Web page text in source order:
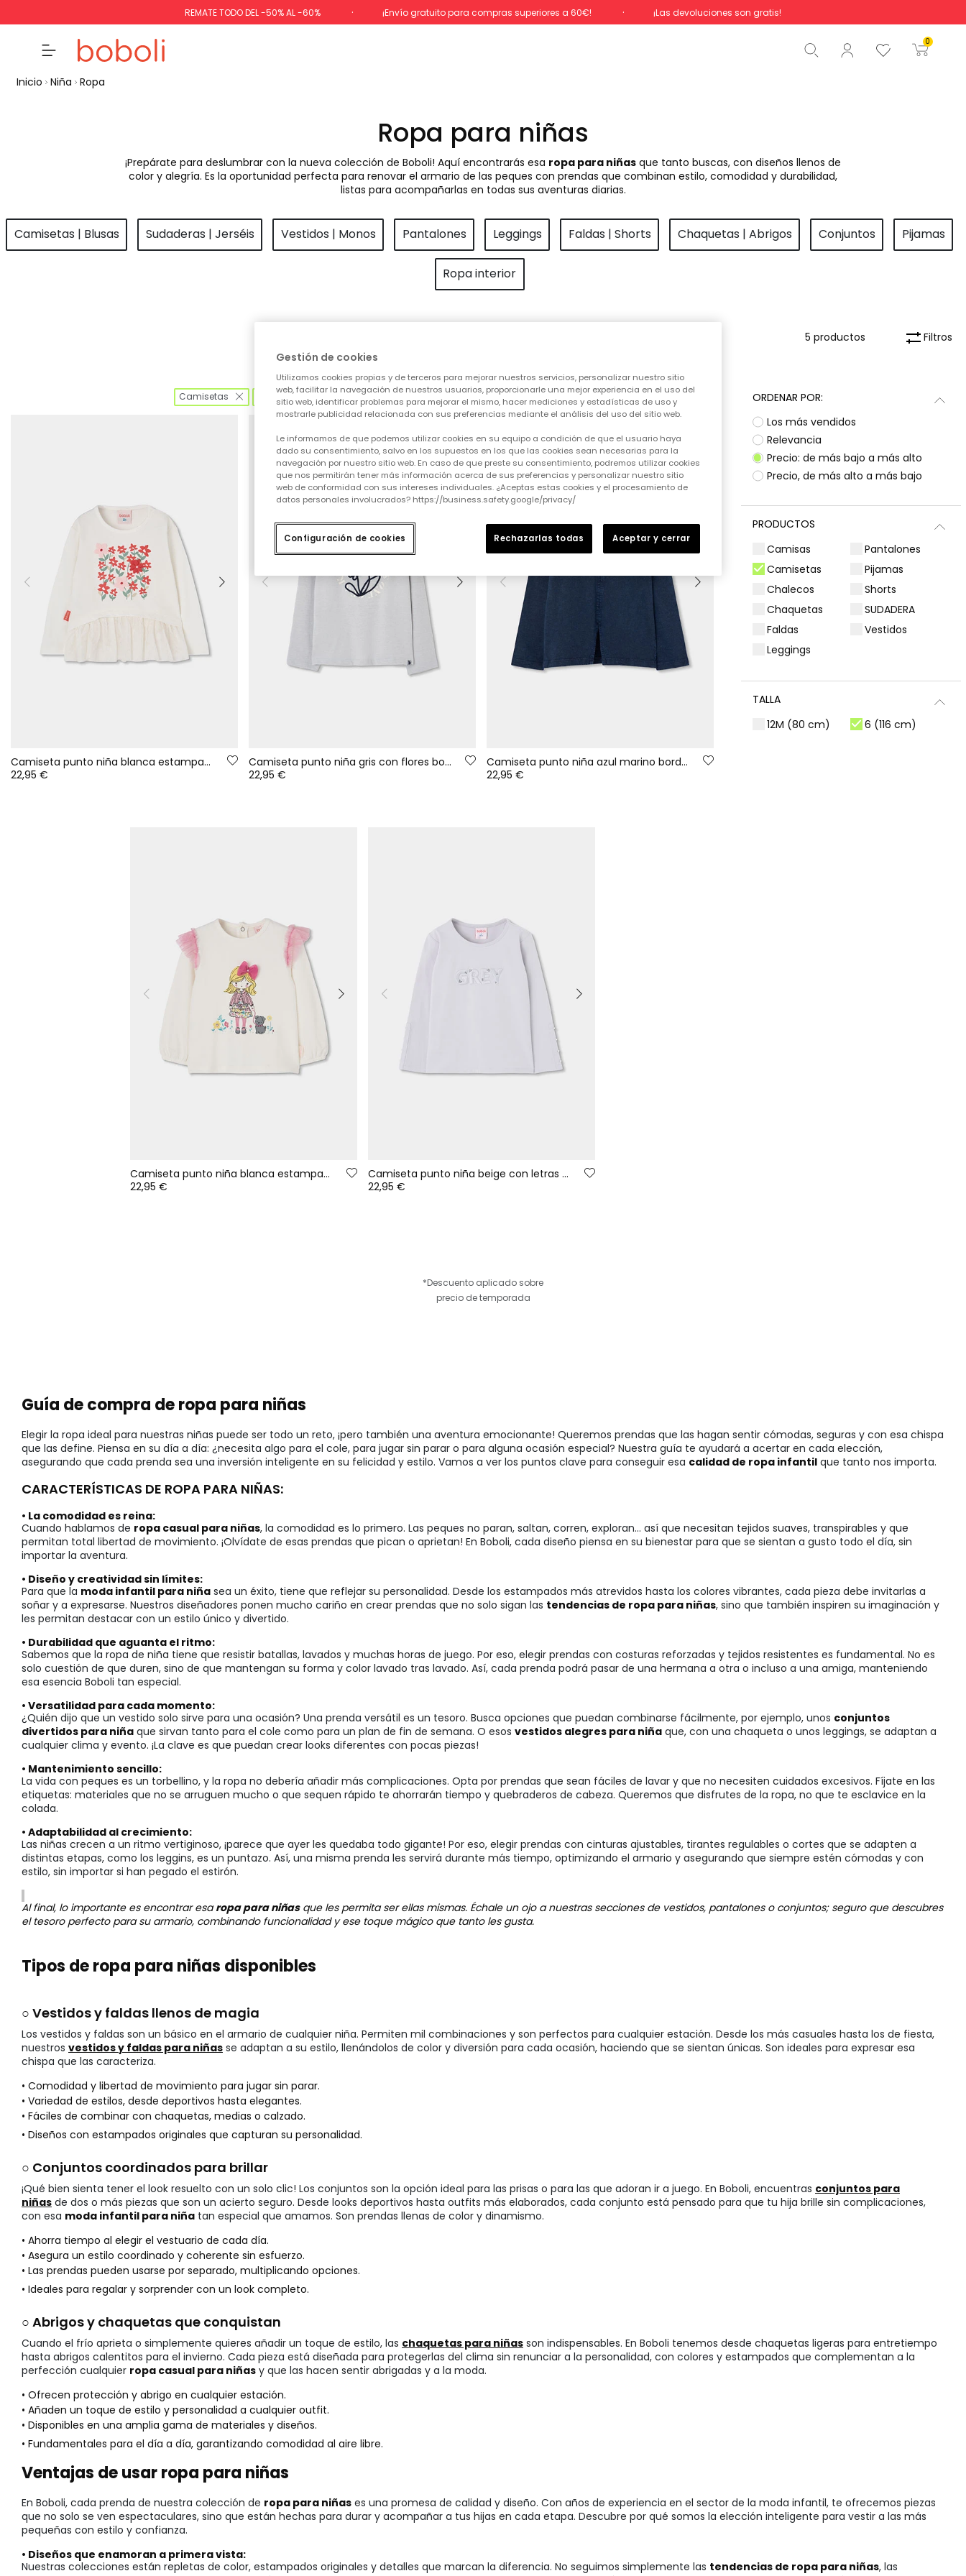
REMATE TODO DEL -50% AL -60% ¡Envío gratuito para compras superiores a 60€! ¡Las devoluciones son gratis!
0
Total 0,00 €
Comenzar pedido
Inicio Niña Ropa
Ropa para niñas
¡Prepárate para deslumbrar con la nueva colección de Boboli! Aquí encontrarás esa ropa para niñas que tanto buscas, con diseños llenos de
color y alegría. Es la oportunidad perfecta para renovar el armario de las peques con prendas que combinan estilo, comodidad y durabilidad,
listas para acompañarlas en todas sus aventuras diarias.
Camisetas | Blusas Sudaderas | Jerséis Vestidos | Monos Pantalones Leggings Faldas | Shorts Chaquetas | Abrigos Conjuntos Pijamas
Ropa interior
Filtros
5 productos
Camisetas 4 (104 cm) 6 (116 cm) Más de 20 € Borrar todo
Camiseta punto niña blanca estampado flores tul
22,95 €
Camiseta punto niña gris con flores bordadas
22,95 €
Camiseta punto niña azul marino bordado flores
22,95 €
Camiseta punto niña blanca estampado muñeca con perro
22,95 €
Camiseta punto niña beige con letras GREY
22,95 €
ORDENAR POR:
Los más vendidos
Relevancia
Precio: de más bajo a más alto
Precio, de más alto a más bajo
PRODUCTOS
Camisas
Camisetas
Chalecos
Chaquetas
Faldas
Leggings
Pantalones
Pijamas
Shorts
SUDADERA
Vestidos
TALLA
12M (80 cm)
6 (116 cm)
*Descuento aplicado sobre
precio de temporada
Guía de compra de ropa para niñas
Elegir la ropa ideal para nuestras niñas puede ser todo un reto, ¡pero también una aventura emocionante! Queremos prendas que las hagan sentir cómodas, seguras y con esa chispa
que las define. Piensa en su día a día: ¿necesita algo para el cole, para jugar sin parar o para alguna ocasión especial? Nuestra guía te ayudará a acertar en cada elección,
asegurando que cada prenda sea una inversión inteligente en su felicidad y estilo. Vamos a ver los puntos clave para conseguir esa calidad de ropa infantil que tanto nos importa.
CARACTERÍSTICAS DE ROPA PARA NIÑAS:
• La comodidad es reina:
Cuando hablamos de ropa casual para niñas, la comodidad es lo primero. Las peques no paran, saltan, corren, exploran... así que necesitan tejidos suaves, transpirables y que
permitan total libertad de movimiento. ¡Olvídate de esas prendas que pican o aprietan! En Boboli, cada diseño piensa en su bienestar para que se sientan a gusto todo el día, sin
importar la aventura.
• Diseño y creatividad sin límites:
Para que la moda infantil para niña sea un éxito, tiene que reflejar su personalidad. Desde los estampados más atrevidos hasta los colores vibrantes, cada pieza debe invitarlas a
soñar y a expresarse. Nuestros diseñadores ponen mucho cariño en crear prendas que no solo sigan las tendencias de ropa para niñas, sino que también inspiren su imaginación y
les permitan destacar con un estilo único y divertido.
• Durabilidad que aguanta el ritmo:
Sabemos que la ropa de niña tiene que resistir batallas, lavados y muchas horas de juego. Por eso, elegir prendas con costuras reforzadas y tejidos resistentes es fundamental. No es
solo cuestión de que duren, sino de que mantengan su forma y color lavado tras lavado. Así, cada prenda podrá pasar de una hermana a otra o incluso a una amiga, manteniendo
esa esencia Boboli tan especial.
• Versatilidad para cada momento:
¿Quién dijo que un vestido solo sirve para una ocasión? Una prenda versátil es un tesoro. Busca opciones que puedan combinarse fácilmente, por ejemplo, unos conjuntos
divertidos para niña que sirvan tanto para el cole como para un plan de fin de semana. O esos vestidos alegres para niña que, con una chaqueta o unos leggings, se adaptan a
cualquier clima y evento. ¡La clave es que puedan crear looks diferentes con pocas piezas!
• Mantenimiento sencillo:
La vida con peques es un torbellino, y la ropa no debería añadir más complicaciones. Opta por prendas que sean fáciles de lavar y que no necesiten cuidados excesivos. Fíjate en las
etiquetas: materiales que no se arruguen mucho o que sequen rápido te ahorrarán tiempo y quebraderos de cabeza. Queremos que disfrutes de la ropa, no que te esclavice en la
colada.
• Adaptabilidad al crecimiento:
Las niñas crecen a un ritmo vertiginoso, ¡parece que ayer les quedaba todo gigante! Por eso, elegir prendas con cinturas ajustables, tirantes regulables o cortes que se adapten a
distintas etapas, como los leggins, es un puntazo. Así, una misma prenda les servirá durante más tiempo, optimizando el armario y asegurando que siempre estén cómodas y con
estilo, sin importar si han pegado el estirón.
Al final, lo importante es encontrar esaropa para niñasque les permita ser ellas mismas. Échale un ojo a nuestras secciones de vestidos, pantalones o conjuntos; seguro que descubres
el tesoro perfecto para su armario, combinando funcionalidad y ese toque mágico que tanto les gusta.
Tipos de ropa para niñas disponibles
○ Vestidos y faldas llenos de magia
Los vestidos y faldas son un básico en el armario de cualquier niña. Permiten mil combinaciones y son perfectos para cualquier estación. Desde los más casuales hasta los de fiesta,
nuestros vestidos y faldas para niñas se adaptan a su estilo, llenándolos de color y diversión para cada ocasión, haciendo que se sientan únicas. Son ideales para expresar esa
chispa que las caracteriza.
• Comodidad y libertad de movimiento para jugar sin parar.
• Variedad de estilos, desde deportivos hasta elegantes.
• Fáciles de combinar con chaquetas, medias o calzado.
• Diseños con estampados originales que capturan su personalidad.
○ Conjuntos coordinados para brillar
¡Qué bien sienta tener el look resuelto con un solo clic! Los conjuntos son la opción ideal para las prisas o para las que adoran ir a juego. En Boboli, encuentras conjuntos para
niñas de dos o más piezas que son un acierto seguro. Desde looks deportivos hasta outfits más elaborados, cada conjunto está pensado para que tu hija brille sin complicaciones,
con esa moda infantil para niña tan especial que amamos. Son prendas llenas de color y dinamismo.
• Ahorra tiempo al elegir el vestuario de cada día.
• Asegura un estilo coordinado y coherente sin esfuerzo.
• Las prendas pueden usarse por separado, multiplicando opciones.
• Ideales para regalar y sorprender con un look completo.
○ Abrigos y chaquetas que conquistan
Cuando el frío aprieta o simplemente quieres añadir un toque de estilo, las chaquetas para niñas son indispensables. En Boboli tenemos desde chaquetas ligeras para entretiempo
hasta abrigos calentitos para el invierno. Cada pieza está diseñada para protegerlas del clima sin renunciar a la personalidad, con colores y estampados que complementan a la
perfección cualquier ropa casual para niñas y que las hacen sentir abrigadas y a la moda.
• Ofrecen protección y abrigo en cualquier estación.
• Añaden un toque de estilo y personalidad a cualquier outfit.
• Disponibles en una amplia gama de materiales y diseños.
• Fundamentales para el día a día, garantizando comodidad al aire libre.
Ventajas de usar ropa para niñas
En Boboli, cada prenda de nuestra colección de ropa para niñas es una promesa de calidad y diseño. Con años de experiencia en el sector de la moda infantil, te ofrecemos piezas
que no solo se ven espectaculares, sino que están hechas para durar y acompañar a tus hijas en cada etapa. Descubre por qué somos la elección inteligente para vestir a las más
pequeñas con estilo y confianza.
• Diseños que enamoran a primera vista:
Nuestras colecciones están repletas de color, estampados originales y detalles que marcan la diferencia. No seguimos simplemente las tendencias de ropa para niñas, las
Gestión de cookies
Utilizamos cookies propias y de terceros para mejorar nuestros servicios, personalizar nuestro sitio
web, facilitar la navegación de nuestros usuarios, proporcionarle una mejor experiencia en el uso del
sitio web, identificar problemas para mejorar el mismo, hacer mediciones y estadísticas de uso y
mostrarle publicidad relacionada con sus preferencias mediante el análisis del uso del sitio web.
Le informamos de que podemos utilizar cookies en su equipo a condición de que el usuario haya
dado su consentimiento, salvo en los supuestos en los que las cookies sean necesarias para la
navegación por nuestro sitio web. En caso de que preste su consentimiento, podremos utilizar cookies
que nos permitirán tener más información acerca de sus preferencias y personalizar nuestro sitio
web de conformidad con sus intereses individuales. ¿Aceptas estas cookies y el procesamiento de
datos personales involucrados? https://business.safety.google/privacy/
Configuración de cookies Rechazarlas todas Aceptar y cerrar